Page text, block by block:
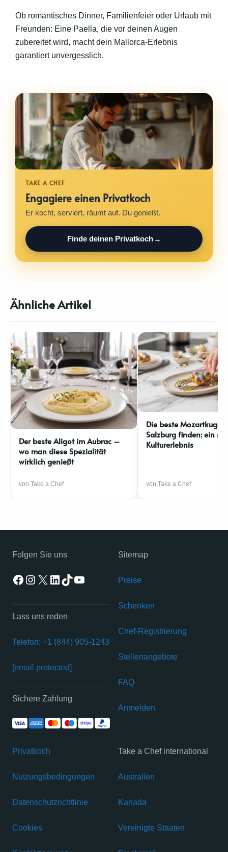
Ob romantisches Dinner, Familienfeier oder Urlaub mit
Freunden: Eine Paella, die vor deinen Augen
zubereitet wird, macht dein Mallorca-Erlebnis
garantiert unvergesslich.
Engagiere einen Privatkoch
Er kocht, serviert, räumt auf. Du genießt.
Finde deinen Privatkoch
Ähnliche Artikel
Der beste Aligot im Aubrac –
wo man diese Spezialität
wirklich genießt
von Take a Chef
Die beste Mozartkugel
Salzburg finden: ein
Kulturerlebnis
von Take a Chef
Folgen Sie uns
Facebook
Instagram
X LinkedIn
TikTokYouTube
Lass uns reden
Telefon: +1 (844) 905-1243
[email protected]
Sichere Zahlung
Sitemap
Preise
Schenken
Chef-Registrierung
Stellenangebote
FAQ
Anmelden
Privatkoch
Nutzungsbedingungen
Datenschutzrichtlinie
Cookies
Take a Chef international
Australien
Kanada
Vereinigte Staaten